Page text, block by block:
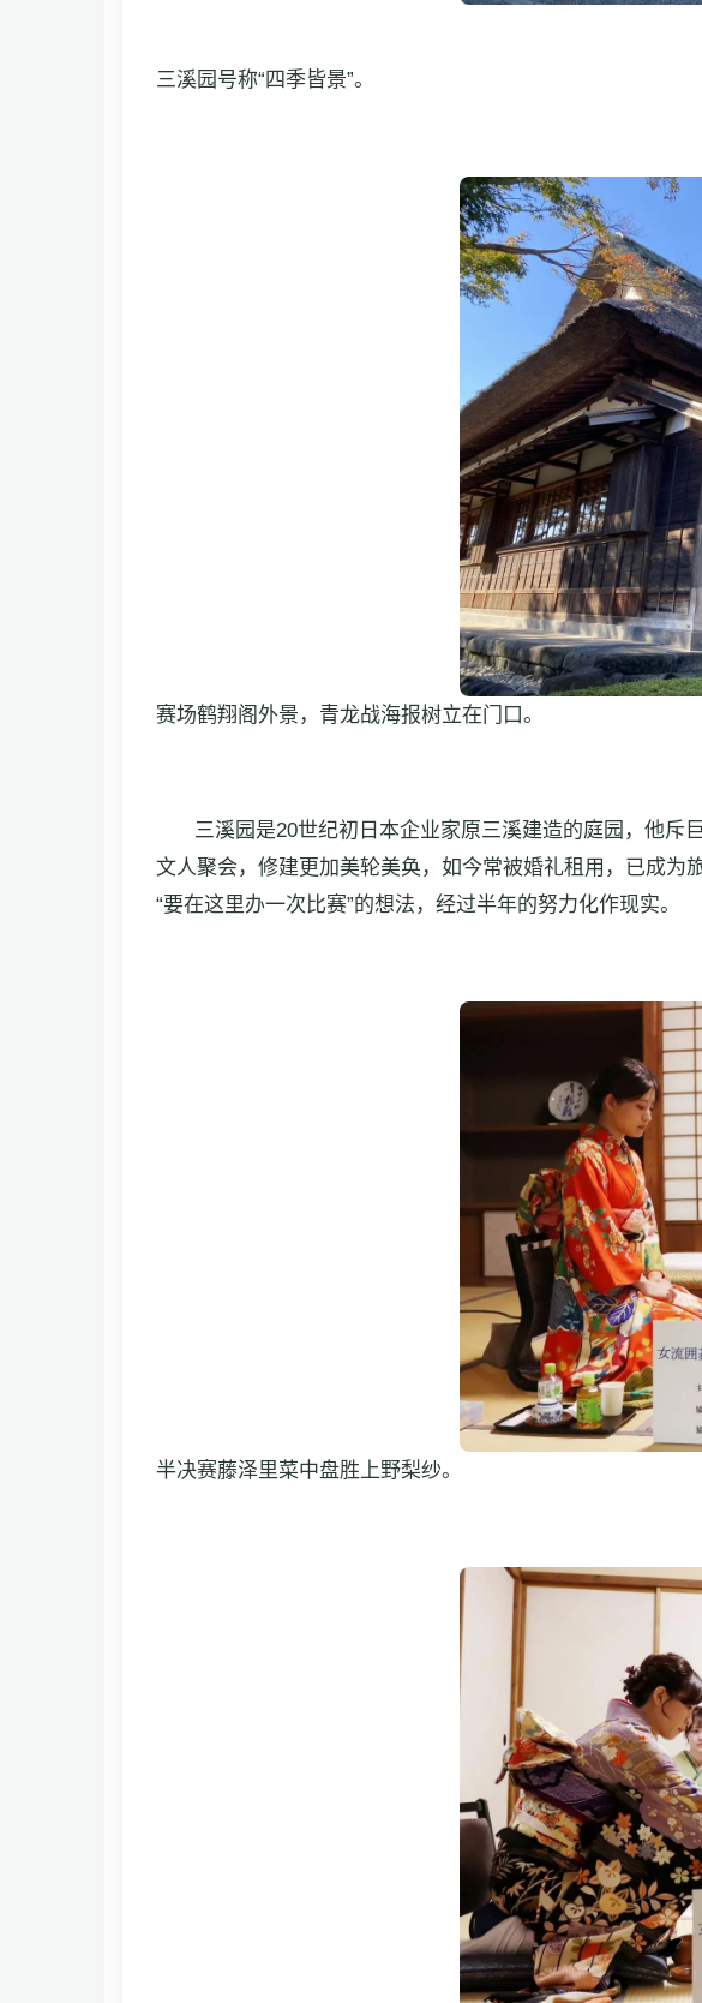
三溪园号称“四季皆景”。
赛场鹤翔阁外景，青龙战海报树立在门口。
三溪园是20世纪初日本企业家原三溪建造的庭园，他
文人聚会，修建更加美轮美奂，如今常被婚礼租用，已成为
“要在这里办一次比赛”的想法，经过半年的努力化作现实。
半决赛藤泽里菜中盘胜上野梨纱。